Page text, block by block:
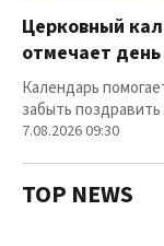
Церковный
отмечает день
Календарь
забыть
7.08.2026 09:30
TOP NEWS